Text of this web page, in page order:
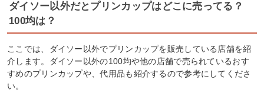
ダイソー以外だとプリンカップはどこに売ってる？
100均は？
ここでは、ダイソー以外でプリンカップを販売している店舗を紹
介します。ダイソー以外の100均や他の店舗で売られているおす
すめのプリンカップや、代用品も紹介するので参考にしてくださ
い。